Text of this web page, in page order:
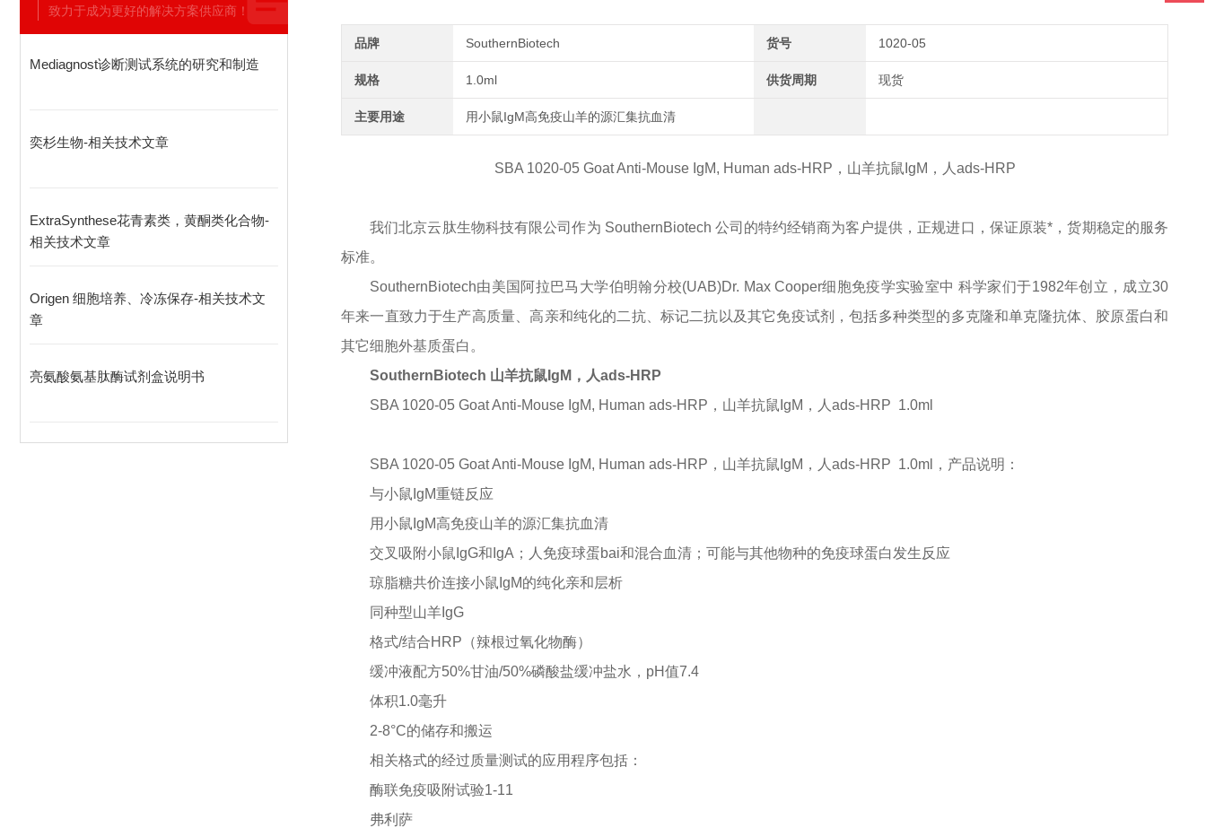
致力于成为更好的解决方案供应商！
Mediagnost诊断测试系统的研究和制造
奕杉生物-相关技术文章
ExtraSynthese花青素类，黄酮类化合物-
相关技术文章
Origen 细胞培养、冷冻保存-相关技术文
章
亮氨酸氨基肽酶试剂盒说明书
品牌 SouthernBiotech 货号 1020-05
规格 1.0ml 供货周期 现货
主要用途 用小鼠IgM高免疫山羊的源汇集抗血清
SBA 1020-05 Goat Anti-Mouse IgM, Human ads-HRP，山羊抗鼠IgM，人ads-HRP
我们北京云肽生物科技有限公司作为 SouthernBiotech 公司的特约经销商为客户提供，正规进口，保证原装*，货期稳定的服务
标准。
SouthernBiotech由美国阿拉巴马大学伯明翰分校(UAB)Dr. Max Cooper细胞免疫学实验室中 科学家们于1982年创立，成立30
年来一直致力于生产高质量、高亲和纯化的二抗、标记二抗以及其它免疫试剂，包括多种类型的多克隆和单克隆抗体、胶原蛋白和
其它细胞外基质蛋白。
SouthernBiotech 山羊抗鼠IgM，人ads-HRP
SBA 1020-05 Goat Anti-Mouse IgM, Human ads-HRP，山羊抗鼠IgM，人ads-HRP 1.0ml
SBA 1020-05 Goat Anti-Mouse IgM, Human ads-HRP，山羊抗鼠IgM，人ads-HRP 1.0ml，产品说明：
与小鼠 IgM重链反应
用小鼠 IgM高免疫山羊的源汇集抗血清
交叉吸附小鼠 IgG和IgA；人免疫球蛋bai和混合血清；可能与其他物种的免疫球蛋白发生反应
琼脂糖共价连接小鼠 IgM的纯化亲和层析
同种型山羊 IgG
格式/结合HRP（辣根过氧化物酶）
缓冲液配方50%甘油/50%磷酸盐缓冲盐水，pH值7.4
体积1.0毫升
2-8°C的储存和搬运
相关格式的经过质量测试的应用程序包括：
酶联免疫吸附试验1-11
弗利萨